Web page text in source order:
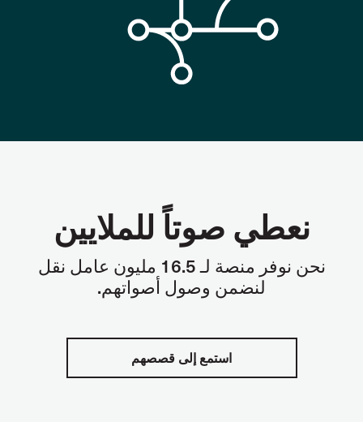
نعطي صوتاً للملايين
نحن نوفر منصة لـ16.5 مليون عامل نقل
لنضمن وصول أصواتهم.
استمع إلى قصصهم